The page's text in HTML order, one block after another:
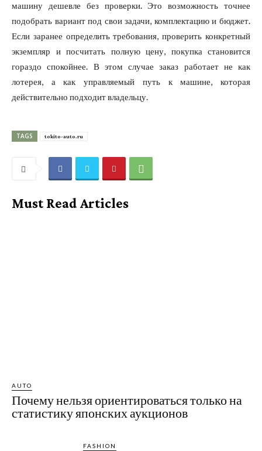
машину дешевле без проверки. Это возможность точнее
подобрать вариант под свои задачи, комплектацию и бюджет.
Если заранее определить требования, проверить конкретный
экземпляр и посчитать полную цену, покупка становится
гораздо спокойнее. В этом случае заказ работает не как
лотерея, а как управляемый путь к машине, которая
действительно подходит владельцу.
TAGS tokito-auto.ru
Must Read Articles
AUTO
Почему нельзя ориентироваться только на
статистику японских аукционов
FASHION